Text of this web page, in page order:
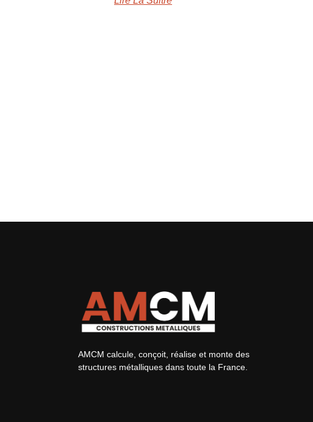
AMCM calcule, conçoit, réalise et monte des
structures métalliques dans toute la France.